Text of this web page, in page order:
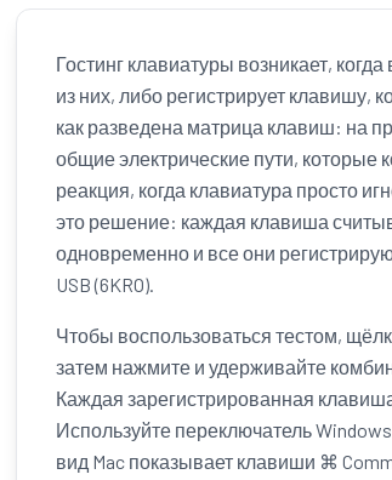
Гостинг клавиатуры возникает,
из них, либо регистрирует клавишу,
как разведена матрица клавиш: на
общие электрические пути, которые
реакция, когда клавиатура просто
это решение: каждая клавиша
одновременно и все они
USB (6KRO).
Чтобы воспользоваться тестом,
затем нажмите и удерживайте
Каждая зарегистрированная
Используйте переключатель
вид Mac показывает клавиши ⌘